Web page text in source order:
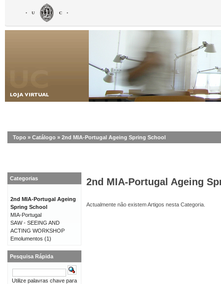
Topo » Catálogo » 2nd MIA-Portugal Ageing Spring School
2nd MIA-Portugal Ageing
Actualmente não existem Artigos nesta Categoria.
Categorias
2nd MIA-Portugal Ageing
Spring School
MIA-Portugal
SAW - SEEING AND
ACTING WORKSHOP
Emolumentos (1)
Pesquisa Rápida
Utilize palavras chave para